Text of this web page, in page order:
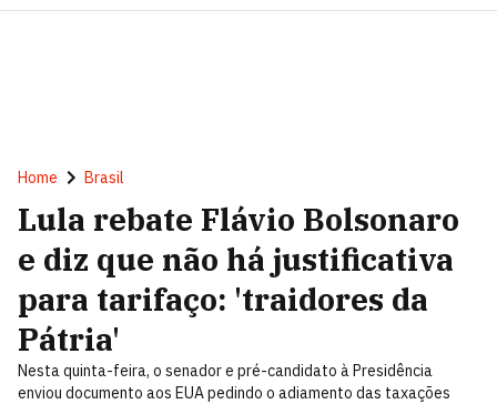
Home Brasil
Lula rebate Flávio Bolsonaro
e diz que não há justificativa
para tarifaço: 'traidores da
Pátria'
Nesta quinta-feira, o senador e pré-candidato à Presidência
enviou documento aos EUA pedindo o adiamento das taxações